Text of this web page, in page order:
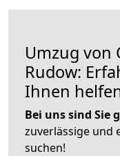
Umzug von
Rudow:
Ihnen
Bei uns sind Sie
zuverlässige und
suchen!